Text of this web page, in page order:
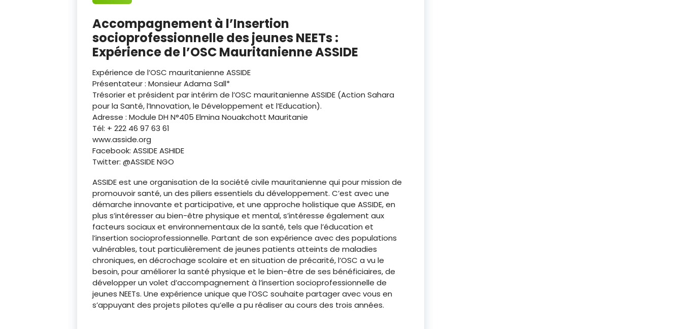
Accompagnement à l’Insertion
socioprofessionnelle des jeunes NEETs :
Expérience de l’OSC Mauritanienne ASSIDE
Expérience de l’OSC mauritanienne ASSIDE
Présentateur : Monsieur Adama Sall*
Trésorier et président par intérim de l’OSC mauritanienne ASSIDE (Action Sahara
pour la Santé, l’Innovation, le Développement et l’Education).
Adresse : Module DH N°405 Elmina Nouakchott Mauritanie
Tél: + 222 46 97 63 61
www.asside.org
Facebook: ASSIDE ASHIDE
Twitter: @ASSIDE NGO
ASSIDE est une organisation de la société civile mauritanienne qui pour mission de
promouvoir santé, un des piliers essentiels du développement. C’est avec une
démarche innovante et participative, et une approche holistique que ASSIDE, en
plus s’intéresser au bien-être physique et mental, s’intéresse également aux
facteurs sociaux et environnementaux de la santé, tels que l’éducation et
l’insertion socioprofessionnelle. Partant de son expérience avec des populations
vulnérables, tout particulièrement de jeunes patients atteints de maladies
chroniques, en décrochage scolaire et en situation de précarité, l’OSC a vu le
besoin, pour améliorer la santé physique et le bien-être de ses bénéficiaires, de
développer un volet d’accompagnement à l’insertion socioprofessionnelle de
jeunes NEETs. Une expérience unique que l’OSC souhaite partager avec vous en
s’appuyant des projets pilotes qu’elle a pu réaliser au cours des trois années.